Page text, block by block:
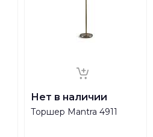
Нет в наличии
Торшер Mantra 4911